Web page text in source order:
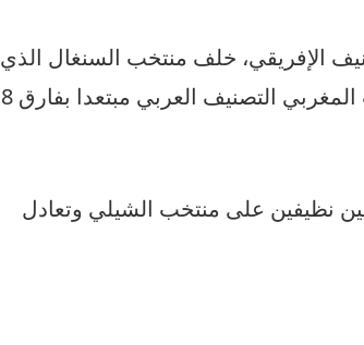
الإفريقي، خلف منتخب السنغال الذي
يحتل المركز 18 عالميا، كما يتصدر المنتخب المغربي التصنيف العربي مبتعدا بفارق 8
نظيفين على منتخب الشيلي وتعادل